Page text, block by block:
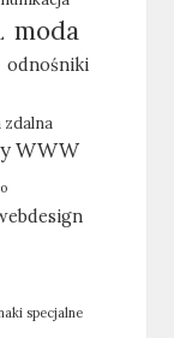
moda
odnośniki
zdalna
WWW
specjalne